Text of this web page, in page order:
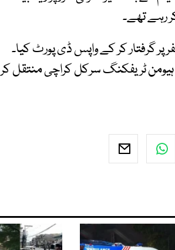
رہے تھے۔
پر گرفتار کر کے واپس ڈی پورٹ کیا۔
ٹریفکنگ سرکل کراچی منتقل کر